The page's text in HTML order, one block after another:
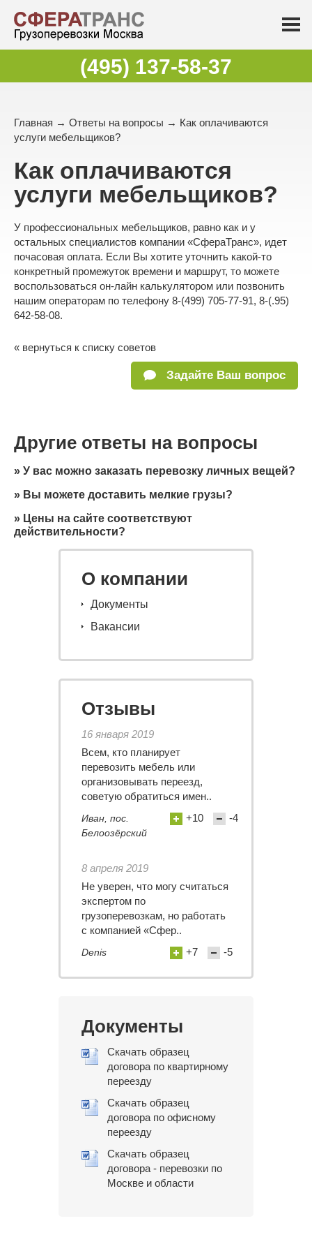
(495) 137-58-37
Главная → Ответы на вопросы → Как оплачиваются
услуги мебельщиков?
Как оплачиваются
услуги мебельщиков?
У профессиональных мебельщиков, равно как и у
остальных специалистов компании «СфераТранс», идет
почасовая оплата. Если Вы хотите уточнить какой-то
конкретный промежуток времени и маршрут, то можете
воспользоваться он-лайн калькулятором или позвонить
нашим операторам по телефону 8-(499) 705-77-91, 8-(.95)
642-58-08.
« вернуться к списку советов
Задайте Ваш вопрос
Другие ответы на вопросы
» У вас можно заказать перевозку личных вещей?
» Вы можете доставить мелкие грузы?
» Цены на сайте соответствуют
действительности?
О компании
Документы
Вакансии
Отзывы
16 января 2019
Всем, кто планирует
перевозить мебель или
организовывать переезд,
советую обратиться имен..
Иван, пос.
Белоозёрский
+10 -4
8 апреля 2019
Не уверен, что могу считаться
экспертом по
грузоперевозкам, но работать
с компанией «Сфер..
Denis +7 -5
Документы
Скачать образец
договора по квартирному
переезду
Скачать образец
договора по офисному
переезду
Скачать образец
договора - перевозки по
Москве и области